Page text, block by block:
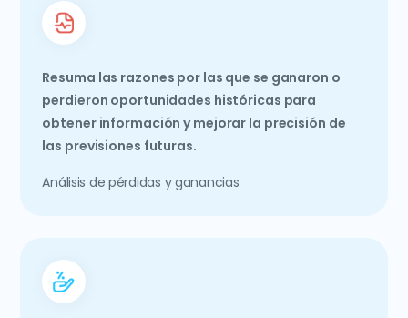
Resuma las razones por las que se ganaron o
perdieron oportunidades históricas para
obtener información y mejorar la precisión de
las previsiones futuras.
Análisis de pérdidas y ganancias